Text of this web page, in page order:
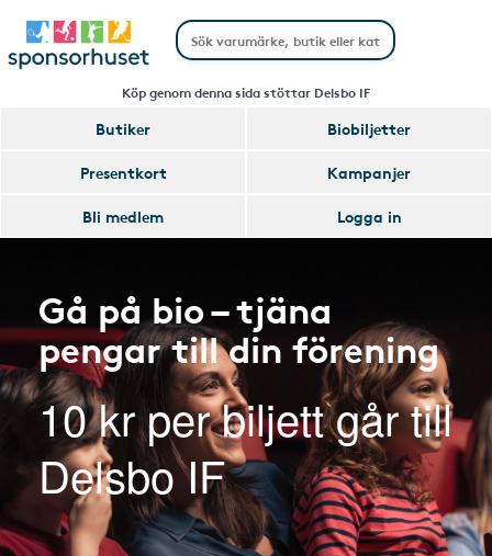
Köp genom denna sida stöttar Delsbo IF
Butiker
Biobiljetter
Presentkort
Kampanjer
Bli medlem
Logga in
Gå på bio – tjäna
pengar till din förening
10 kr per biljett går till
Delsbo IF